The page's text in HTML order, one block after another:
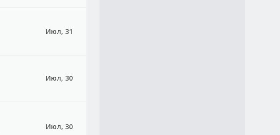
Июл, 31
Июл, 30
Июл, 30